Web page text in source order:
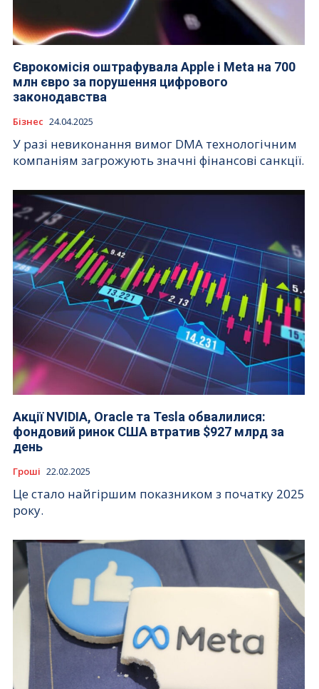
Єврокомісія оштрафувала Apple і Meta на 700
млн євро за порушення цифрового
законодавства
Бізнес 24.04.2025
У разі невиконання вимог DMA технологічним
компаніям загрожують значні фінансові санкції.
Акції NVIDIA, Oracle та Tesla обвалилися:
фондовий ринок США втратив $927 млрд за
день
Гроші 22.02.2025
Це стало найгіршим показником з початку 2025
року.